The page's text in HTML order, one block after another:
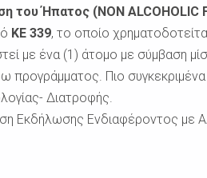
του Ήπατος (NON ALCOHOLIC
ΚE339, το οποίο
με ένα (1) άτομο με σύμβαση
Πιο συγκεκριμένα
Διατροφής.
Εκδήλωσης Ενδιαφέροντος